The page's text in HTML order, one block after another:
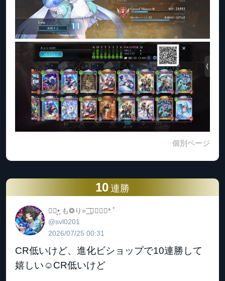
個別ページ
10 連勝
⛩𓆏͙•͙͙ も❂り= ͟͟͞͞ 🪷❁⃘*.ﾟ
@svl0201
2026/07/25 00:31
CR低いけど、進化ビショップで10連勝して
嬉しい☺️CR低いけど